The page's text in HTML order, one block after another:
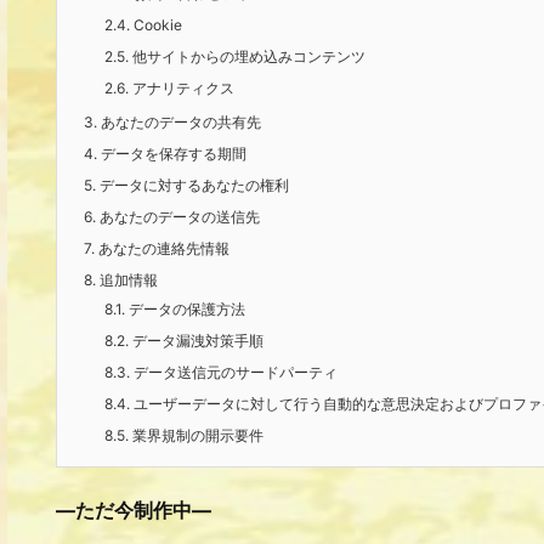
2.4. Cookie
2.5. 他サイトからの埋め込みコンテンツ
2.6. アナリティクス
3. あなたのデータの共有先
4. データを保存する期間
5. データに対するあなたの権利
6. あなたのデータの送信先
7. あなたの連絡先情報
8. 追加情報
8.1. データの保護方法
8.2. データ漏洩対策手順
8.3. データ送信元のサードパーティ
8.4. ユーザーデータに対して行う自動的な意思決定およびプロフ
8.5. 業界規制の開示要件
—ただ今制作中—